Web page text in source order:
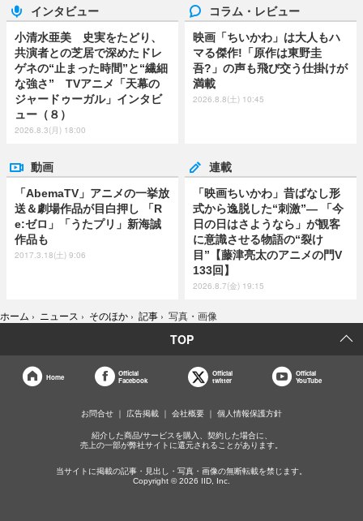
インタビュー
小清水亜美 史実をたどり、
共演者との芝居で深めたドレ
ゲネの“止まった時間”と“繊細
な強さ” TVアニメ「天幕の
ジャードゥーガル」インタビ
ュー（８）
2026.8.3(月) 18:00
コラム・レビュー
映画「ちいかわ」は大人もハ
マる傑作!「原作は東野圭
吾?」の声も飛び交う仕掛けが
満載
2026.8.8(土) 10:45
動画
「AbemaTV」アニメの一挙放
送＆劇場作品が目白押し 「R
e:ゼロ」「うたプリ」新海誠
作品も
2017.3.18(土) 9:06
連載
「映画ちいかわ」昔ばなし形
式から逸脱した“刺激”― 「今
日の日はさようなら」が観客
に意識させる物語の“裂け
目”【藤津亮太のアニメの門V
133回】
2026.8.7(金) 19:15
ホーム › ニュース › そのほか › 記事 › 写真・画像
TOP
Home
Official
Facebook
Official
twitter
Official
YouTube
お問合せ 広告掲載 会社概要 個人情報保護方針
紹介した商品/サービスを購入、契約した場合に、
売上の一部が弊社サイトに還元されることがあります。
当サイトに掲載の記事・見出し・写真・画像の無断転載を禁じます。
Copyright © 2026 IID, Inc.